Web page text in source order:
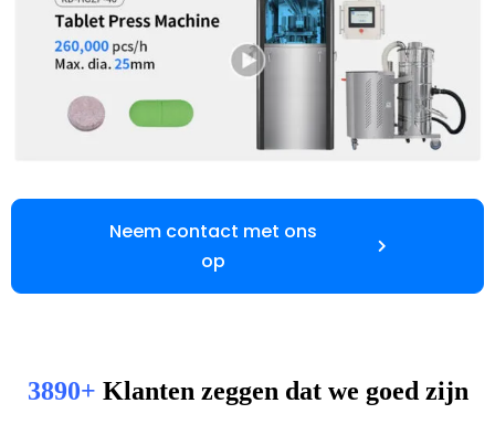
Neem contact met ons
op
3890+ Klanten zeggen dat we goed zijn